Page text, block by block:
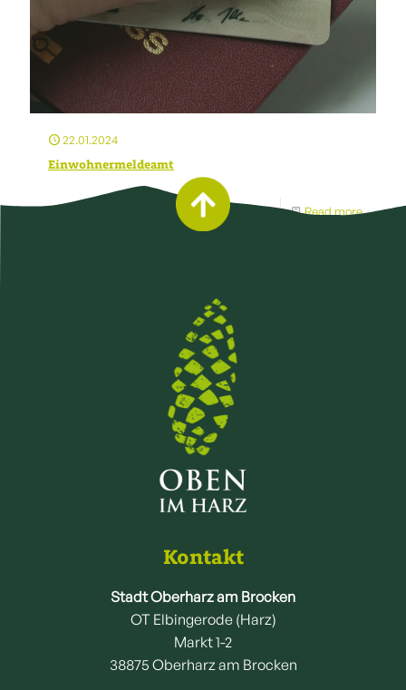
22.01.2024
Einwohnermeldeamt
Read more
Kontakt
Stadt Oberharz am Brocken
OT Elbingerode (Harz)
Markt 1-2
38875 Oberharz am Brocken